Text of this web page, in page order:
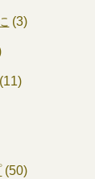
(3)
(11)
(50)